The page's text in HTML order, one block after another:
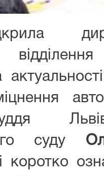
суду
коротко